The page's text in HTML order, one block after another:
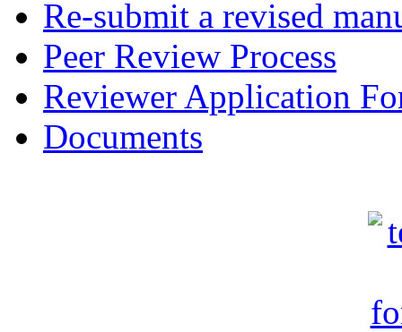
Re-submit a revised
Peer Review Process
Reviewer Application
Documents